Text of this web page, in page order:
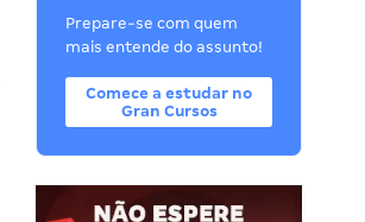
Prepare-se com quem
mais entende do assunto!
Comece a estudar no
Gran Cursos